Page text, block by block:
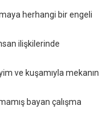
herhangi bir engeli
ilişkilerinde
ve kuşamıyla mekanın
bayan çalışma